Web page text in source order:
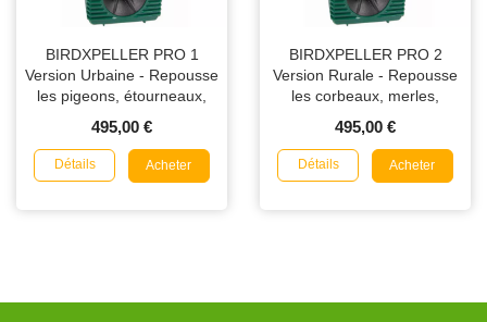
BIRDXPELLER PRO 1
Version Urbaine - Repousse
les pigeons, étourneaux,
moineaux et mouettes
495,00 €
Détails Acheter
BIRDXPELLER PRO 2
Version Rurale - Repousse
les corbeaux, merles,
quiscales, cormorans et
grands corbeaux
495,00 €
Détails Acheter